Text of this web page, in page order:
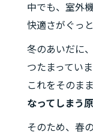
中でも、室外
快適さがぐっ
冬のあいだに
つたまっていま
これをそのま
なってしまう
そのため、春